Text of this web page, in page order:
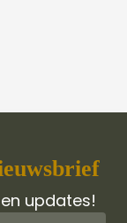
updates!